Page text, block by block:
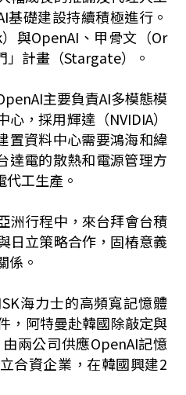
基礎建設持續積極進行。
與OpenAI、甲骨文（Or
」計畫（Stargate）。
主要負責AI多模態模
，採用輝達（NVIDIA）
置資料中心需要鴻海和緯
達電的散熱和電源管理方
工生產。
洲行程中，來台拜會台積
日立策略合作，固樁意義
係。
海力士的高頻寬記憶體
，阿特曼赴韓國除敲定與
兩公司供應OpenAI記憶
合資企業，在韓國興建2